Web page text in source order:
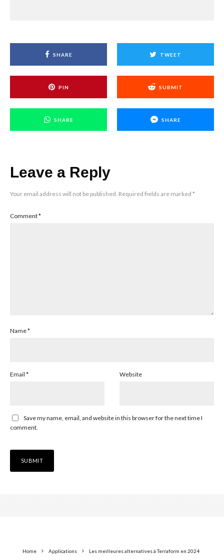
SHARE TWEET
PIN SUBMIT
SHARE SHARE
Leave a Reply
Your email address will not be published. Required fields are marked *
Comment*
Name*
Email * Website
Save my name, email, and website in this browser for the next time I
comment.
Home Applications Les meilleures alternatives à Terraform en 2024